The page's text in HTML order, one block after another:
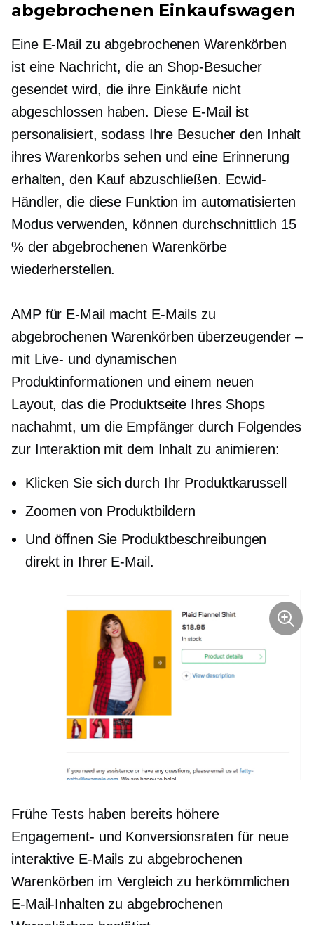
abgebrochenen Einkaufswagen
Eine E-Mail zu abgebrochenen Warenkörben
ist eine Nachricht, die an Shop-Besucher
gesendet wird, die ihre Einkäufe nicht
abgeschlossen haben. Diese E-Mail ist
personalisiert, sodass Ihre Besucher den Inhalt
ihres Warenkorbs sehen und eine Erinnerung
erhalten, den Kauf abzuschließen. Ecwid-
Händler, die diese Funktion im automatisierten
Modus verwenden, können durchschnittlich 15
% der abgebrochenen Warenkörbe
wiederherstellen.
AMP für E-Mail macht E-Mails zu
abgebrochenen Warenkörben überzeugender –
mit Live- und dynamischen
Produktinformationen und einem neuen
Layout, das die Produktseite Ihres Shops
nachahmt, um die Empfänger durch Folgendes
zur Interaktion mit dem Inhalt zu animieren:
Klicken Sie sich durch Ihr Produktkarussell
Zoomen von Produktbildern
Und öffnen Sie Produktbeschreibungen
direkt in Ihrer E-Mail.
Frühe Tests haben bereits höhere
Engagement- und Konversionsraten für neue
interaktive E-Mails zu abgebrochenen
Warenkörben im Vergleich zu herkömmlichen
E-Mail-Inhalten zu abgebrochenen